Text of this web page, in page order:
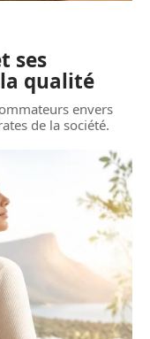
ses
qualité
envers
de la société.